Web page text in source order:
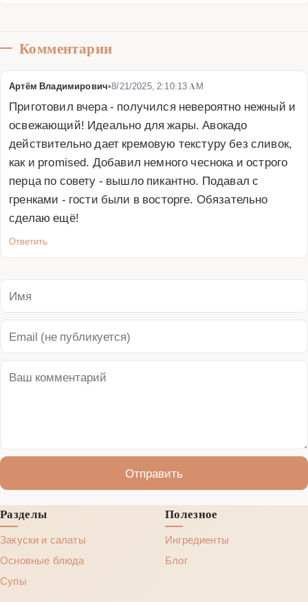
Комментарии
Артём Владимирович•8/21/2025, 2:10:13 AM
Приготовил вчера - получился невероятно нежный и
освежающий! Идеально для жары. Авокадо
действительно дает кремовую текстуру без сливок,
как и promised. Добавил немного чеснока и острого
перца по совету - вышло пикантно. Подавал с
гренками - гости были в восторге. Обязательно
сделаю ещё!
Ответить
Отправить
Разделы
Закуски и салаты
Основные блюда
Супы
Полезное
Ингредиенты
Блог